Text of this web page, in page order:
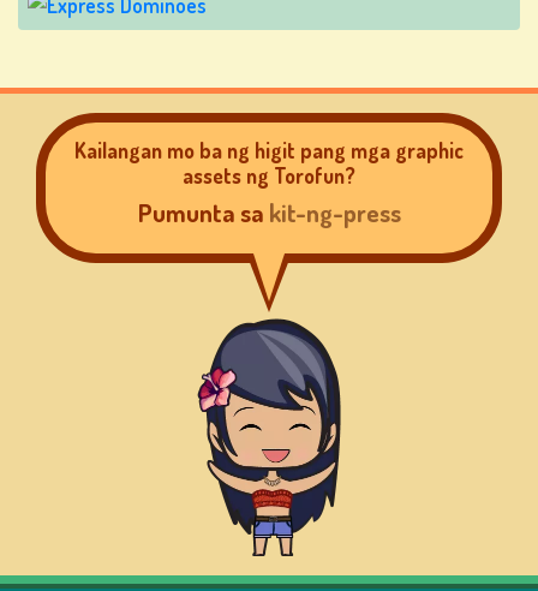
PAGSUSUNOD-
Kailangan mo ba ng higit pang mga graphic
assets ng Torofun?
Pumunta sa kit-ng-press